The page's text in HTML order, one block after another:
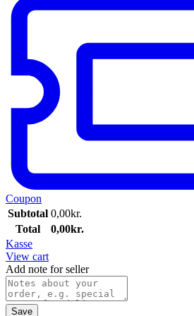
Coupon
Subtotal 0,00kr.
Total
0,00kr.
Kasse
View cart
Add note for seller
Save